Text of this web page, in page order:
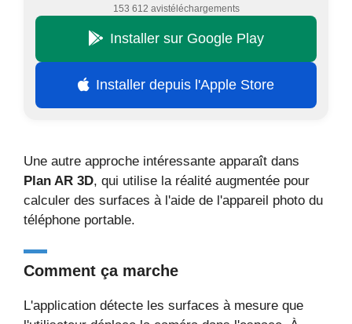
153 612 avistéléchargements
Installer sur Google Play
Installer depuis l'Apple Store
Une autre approche intéressante apparaît dans
Plan AR 3D, qui utilise la réalité augmentée pour
calculer des surfaces à l'aide de l'appareil photo du
téléphone portable.
Comment ça marche
L'application détecte les surfaces à mesure que